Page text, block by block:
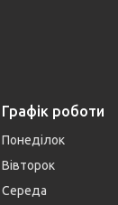
Графік роботи
Понеділок
Вівторок
Середа